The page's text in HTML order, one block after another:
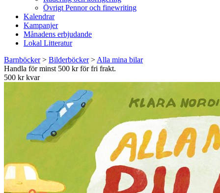
Övrigt Pennor och finewriting
Kalendrar
Kampanjer
Månadens erbjudande
Lokal Litteratur
Barnböcker> Bilderböcker> Alla mina bilar
Handla för minst 500 kr för fri frakt.
500 kr kvar